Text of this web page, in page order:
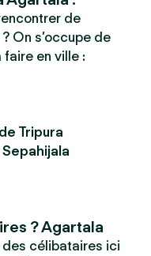
de
On s’occupe de
en ville :
Tripura
? Agartala
des célibataires ici